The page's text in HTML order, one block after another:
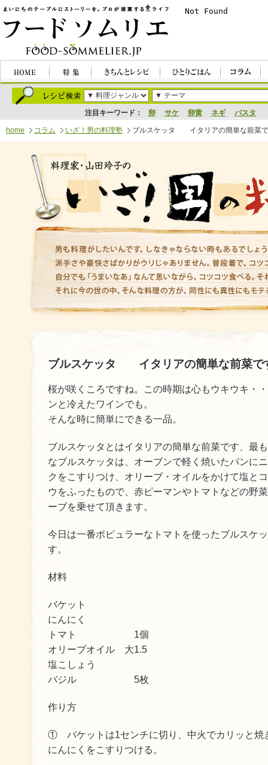
注目キーワード： 卵 サケ 卵黄 ネギ パスタ
home コラム いざ！男の料理塾 ブルスケッタ イタリアの簡単な前菜
ブルスケッタ イタリアの簡単な前菜で
桜が咲くころですね。この時期は心もウキウキ・
ンと冷えたワインでも。
そんな時に簡単にできる一品。
ブルスケッタとはイタリアの簡単な前菜です、最
なブルスケッタは、オーブンで軽く焼いたパンに
クをこすりつけ、オリーブ・オイルをかけて塩と
ウをふったもので、赤ピーマンやトマトなどの野
ーブを乗せて頂きます。
今日は一番ポピュラーなトマトを使ったブルスケ
す。
材料
バケット
にんにく
トマト 1個
オリーブオイル 大1.5
塩こしょう
バジル 5枚
作り方
① バケットは1センチに切り、中火でカリッと焼
にんにくをこすりつける。